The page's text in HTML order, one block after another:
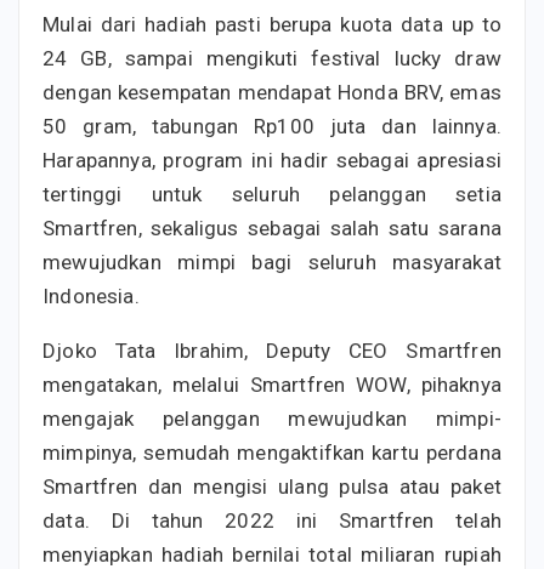
Mulai dari hadiah pasti berupa kuota data up to
24 GB, sampai mengikuti festival lucky draw
dengan kesempatan mendapat Honda BRV, emas
50 gram, tabungan Rp100 juta dan lainnya.
Harapannya, program ini hadir sebagai apresiasi
tertinggi untuk seluruh pelanggan setia
Smartfren, sekaligus sebagai salah satu sarana
mewujudkan mimpi bagi seluruh masyarakat
Indonesia.
Djoko Tata Ibrahim, Deputy CEO Smartfren
mengatakan, melalui Smartfren WOW, pihaknya
mengajak pelanggan mewujudkan mimpi-
mimpinya, semudah mengaktifkan kartu perdana
Smartfren dan mengisi ulang pulsa atau paket
data. Di tahun 2022 ini Smartfren telah
menyiapkan hadiah bernilai total miliaran rupiah